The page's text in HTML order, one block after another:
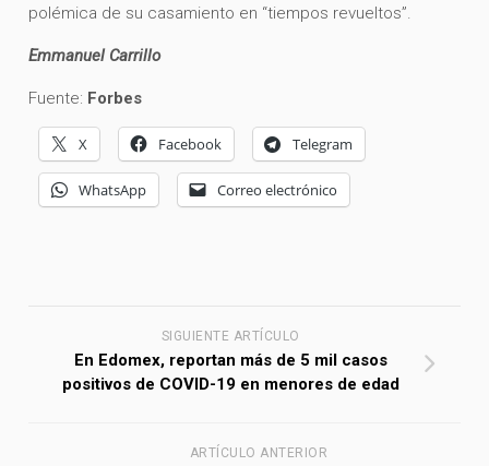
polémica de su casamiento en “tiempos revueltos”.
Emmanuel Carrillo
Fuente: Forbes
X Facebook Telegram
WhatsApp Correo electrónico
SIGUIENTE ARTÍCULO
En Edomex, reportan más de 5 mil casos
positivos de COVID-19 en menores de edad
ARTÍCULO ANTERIOR